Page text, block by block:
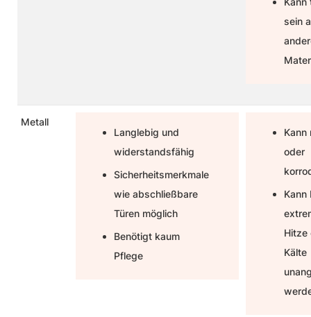
sein
Metall
Langlebig und
widerstandsfähig
Sicherheitsmerkmale
wie abschließbare
Türen möglich
Benötigt kaum
Pflege
Kann
oder
Kann
Hitze
Kälte